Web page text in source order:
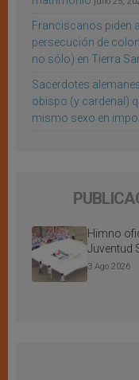
Franciscanos piden
persecución de
no sólo) en Tierra
Sacerdotes
obispo (y cardenal)
mismo sexo en
Himno
Juventud
3 Ago 2026